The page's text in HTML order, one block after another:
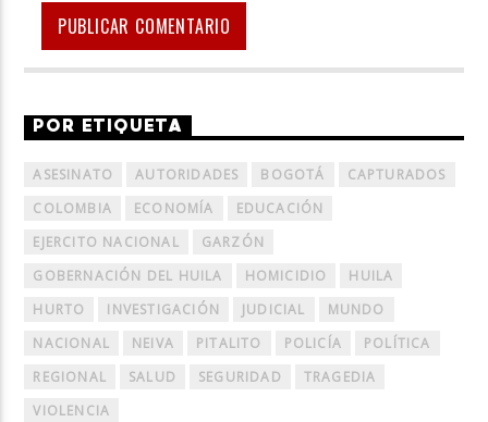
POR ETIQUETA
ASESINATO AUTORIDADES BOGOTÁ
CAPTURADOS
COLOMBIA
ECONOMÍA
EDUCACIÓN
EJERCITO NACIONAL
GARZÓN
GOBERNACIÓN DEL HUILA
HOMICIDIO
HUILA
HURTO
INVESTIGACIÓN JUDICIAL
MUNDO
NACIONAL
NEIVA PITALITO POLICÍA
POLÍTICA
REGIONAL
SALUD SEGURIDAD
TRAGEDIA
VIOLENCIA